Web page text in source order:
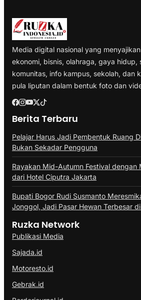
Media digital nasional yang
ekonomi, bisnis, olahraga, gaya hidup,
komunitas, info kampus, sekolah, dan
pula liputan dalam bentuk foto dan
Berita Terbaru
Pelajar Harus Jadi Pembentuk Ruang
Bukan Sekadar Pengguna
Rayakan Mid-Autumn Festival dengan
dari Hotel Ciputra Jakarta
Bupati Bogor Rudi Susmanto
Jonggol, Jadi Pasar Hewan Terbesar
Ruzka Network
Publikasi Media
Sajada.id
Motoresto.id
Gebrak.id